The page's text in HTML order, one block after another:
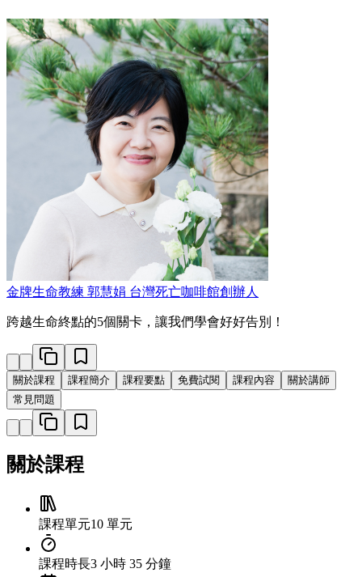
金牌生命教練 郭慧娟 台灣死亡咖啡館創辦人
跨越生命終點的5個關卡，讓我們學會好好告別！
關於課程 課程簡介 課程要點 免費試閱 課程內容
關於講師
常見問題
關於課程
課程單元10 單元
課程時長3 小時 35 分鐘